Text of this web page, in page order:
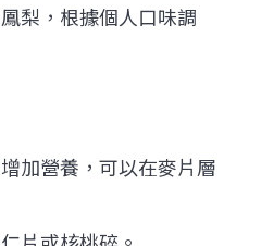
梨，根據個人口味調
增加營養，可以在麥片層